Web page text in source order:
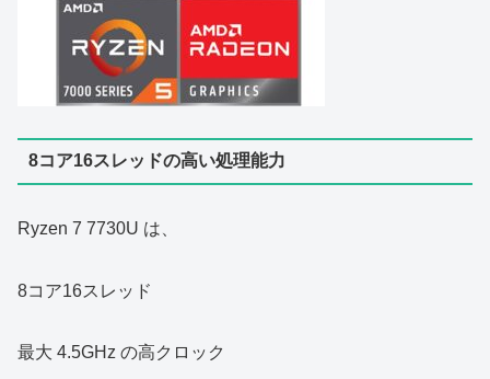
8コア16スレッドの高い処理能力
Ryzen 7 7730U は、
8コア16スレッド
最大 4.5GHz の高クロック